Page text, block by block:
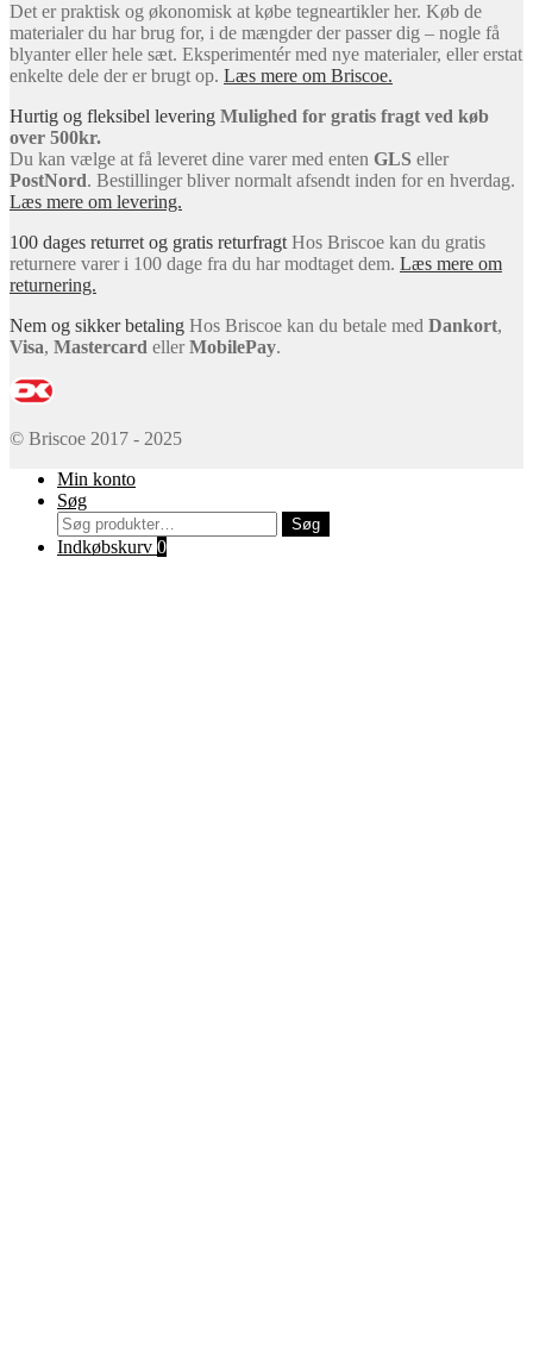
Det er praktisk og økonomisk at købe tegneartikler her. Køb de
materialer du har brug for, i de mængder der passer dig – nogle få
blyanter eller hele sæt. Eksperimentér med nye materialer, eller erstat
enkelte dele der er brugt op. Læs mere om Briscoe.
Hurtig og fleksibel levering Mulighed for gratis fragt ved køb
over 500kr.
Du kan vælge at få leveret dine varer med enten GLS eller
PostNord. Bestillinger bliver normalt afsendt inden for en hverdag.
Læs mere om levering.
100 dages returret og gratis returfragt Hos Briscoe kan du gratis
returnere varer i 100 dage fra du har modtaget dem. Læs mere om
returnering.
Nem og sikker betaling Hos Briscoe kan du betale med Dankort,
Visa, Mastercard ellerMobilePay.
© Briscoe 2017 - 2025
Min konto
Søg
Søg
efter:
Søg
Indkøbskurv 0